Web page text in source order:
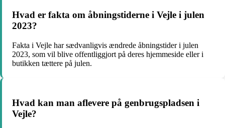
Hvad er fakta om åbningstiderne i Vejle i julen
2023?
Fakta i Vejle har sædvanligvis ændrede åbningstider i julen
2023, som vil blive offentliggjort på deres hjemmeside eller i
butikken tættere på julen.
Hvad kan man aflevere på genbrugspladsen i
Vejle?